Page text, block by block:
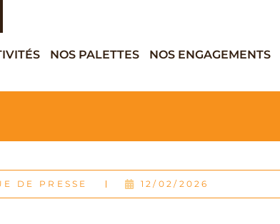
NOS PALETTES NOS ENGAGEMENTS
DE PRESSE 12/02/2026